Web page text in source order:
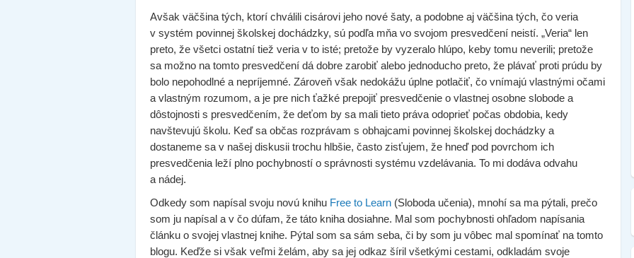
Avšak väčšina tých, ktorí chválili cisárovi jeho nové šaty, a podobne aj väčšina tých, čo veria
v systém povinnej školskej dochádzky, sú podľa mňa vo svojom presvedčení neistí. „Veria“ len
preto, že všetci ostatní tiež veria v to isté; pretože by vyzeralo hlúpo, keby tomu neverili; pretože
sa možno na tomto presvedčení dá dobre zarobiť alebo jednoducho preto, že plávať proti prúdu by
bolo nepohodlné a nepríjemné. Zároveň však nedokážu úplne potlačiť, čo vnímajú vlastnými očami
a vlastným rozumom, a je pre nich ťažké prepojiť presvedčenie o vlastnej osobne slobode a
dôstojnosti s presvedčením, že deťom by sa mali tieto práva odoprieť počas obdobia, kedy
navštevujú školu. Keď sa občas rozprávam s obhajcami povinnej školskej dochádzky a
dostaneme sa v našej diskusii trochu hlbšie, často zisťujem, že hneď pod povrchom ich
presvedčenia leží plno pochybností o správnosti systému vzdelávania. To mi dodáva odvahu
a nádej.
Odkedy som napísal svoju novú knihu Free to Learn (Sloboda učenia), mnohí sa ma pýtali, prečo
som ju napísal a v čo dúfam, že táto kniha dosiahne. Mal som pochybnosti ohľadom napísania
článku o svojej vlastnej knihe. Pýtal som sa sám seba, či by som ju vôbec mal spomínať na tomto
blogu. Keďže si však veľmi želám, aby sa jej odkaz šíril všetkými cestami, odkladám svoje